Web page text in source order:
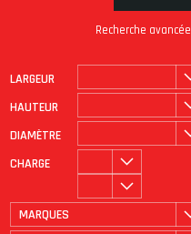
Recherche avancée
LARGEUR
HAUTEUR
DIAMÈTRE
CHARGE
MARQUES